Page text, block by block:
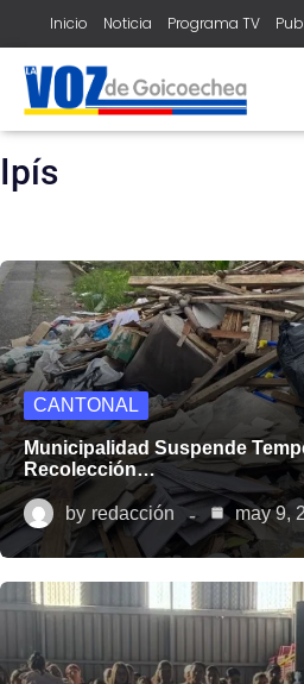
Inicio Noticia Programa TV
home ipís
Ipís
CANTONAL
Municipalidad Suspende
Recolección…
by redacción may 9,